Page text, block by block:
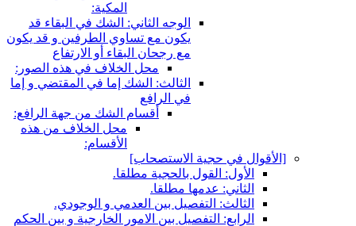
المكية:
الوجه الثاني: الشك في البقاء قد
يكون مع تساوي الطرفين و قد يكون
مع رجحان البقاء أو الارتفاع
محل الخلاف في هذه الصور:
الثالث: الشك إما في المقتضي و إما
في الرافع
أقسام الشك من جهة الرافع:
محل الخلاف من هذه
الأقسام:
[الأقوال في حجية الاستصحاب‏]
الأول: القول بالحجية مطلقا.
الثاني: عدمها مطلقا.
الثالث: التفصيل بين العدمي و الوجودي.
الرابع: التفصيل بين الامور الخارجية و بين الحكم